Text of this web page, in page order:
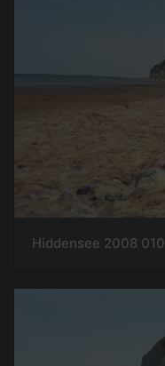
Hiddensee 2008 010